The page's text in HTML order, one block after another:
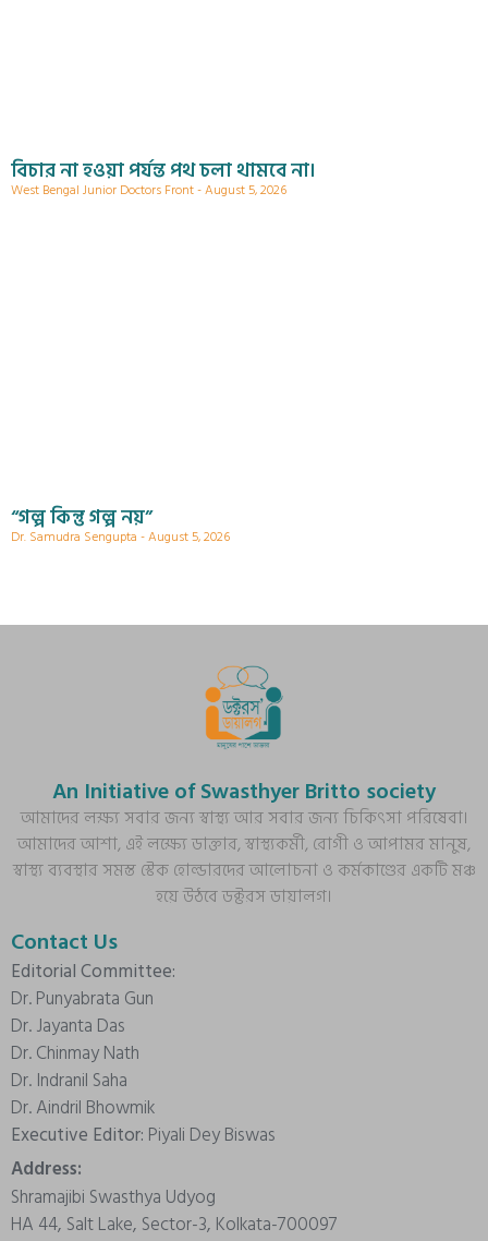
বিচার না হওয়া পর্যন্ত পথ চলা থামবে না।
West Bengal Junior Doctors Front August 5, 2026
“গল্প কিন্তু গল্প নয়”
Dr. Samudra Sengupta August 5, 2026
An Initiative of Swasthyer Britto society
আমাদের লক্ষ্য সবার জন্য স্বাস্থ্য আর সবার জন্য চিকিৎসা পরিষেবা।
আমাদের আশা, এই লক্ষ্যে ডাক্তার, স্বাস্থ্যকর্মী, রোগী ও আপামর মানুষ,
স্বাস্থ্য ব্যবস্থার সমস্ত স্টেক হোল্ডারদের আলোচনা ও কর্মকাণ্ডের একটি মঞ্চ
হয়ে উঠবে ডক্টরস ডায়ালগ।
Contact Us
Editorial Committee:
Dr. Punyabrata Gun
Dr. Jayanta Das
Dr. Chinmay Nath
Dr. Indranil Saha
Dr. Aindril Bhowmik
Executive Editor: Piyali Dey Biswas
Address:
Shramajibi Swasthya Udyog
HA 44, Salt Lake, Sector-3, Kolkata-700097